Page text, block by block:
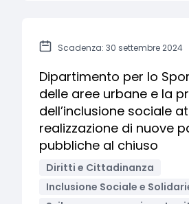
Scadenza: 30 settembre 2024
Dipartimento per lo
delle aree urbane e la
dell’inclusione sociale
realizzazione di nuove
pubbliche al chiuso
Diritti e Cittadinanza
Inclusione Sociale e